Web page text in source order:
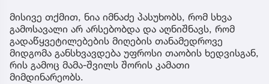
მისივე თქმით, ნია იმნაძე პასუხობს, რომ სხვა
გამოსავალი არ არსებობდა და აღნიშნავს, რომ
გადაწყვეტილებების მიღების თანამედროვე
მიდგომა განსხვავდება უფროსი თაობის ხედვისგან,
რის გამოც მამა-შვილს შორის კამათი
მიმდინარეობს.